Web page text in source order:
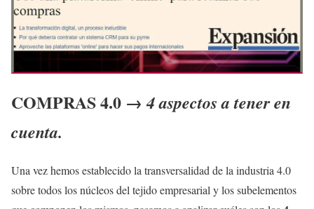
COMPRAS 4.0 →4 aspectos a tener en
cuenta.
Una vez hemos establecido la transversalidad de la industria 4.0
sobre todos los núcleos del tejido empresarial y los subelementos